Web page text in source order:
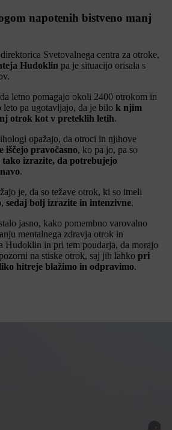
napotenih bistveno manj
Svetovalnega centra za otroke,
Hudoklin pa je situacijo orisala s
letno pomagajo okoli 2400 otrokom in
leto pa ugotavljajo, da je bilo k njim
otrok kot v preteklih letih.
opažajo, da otroci in njihove
iščejo pravočasno, ko pa jo, pa so
tako izrazite, da potrebujejo
.
je, da so težave otrok, ki so imeli
sedaj bolj izrazite in intenzivne.
jasno, kako pomembno varovalno
mentalnega zdravja otrok in
Hudoklin in pri tem poudarja, da morajo
na stiske otrok, saj jih lahko pri
hitreje blažimo in odpravimo.